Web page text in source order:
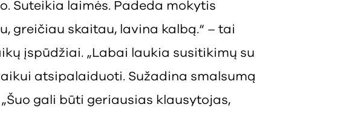
Suteikia laimės. Padeda mokytis
greičiau skaitau, lavina kalbą.“ – tai
įspūdžiai. „Labai laukia susitikimų su
atsipalaiduoti. Sužadina smalsumą
gali būti geriausias klausytojas,